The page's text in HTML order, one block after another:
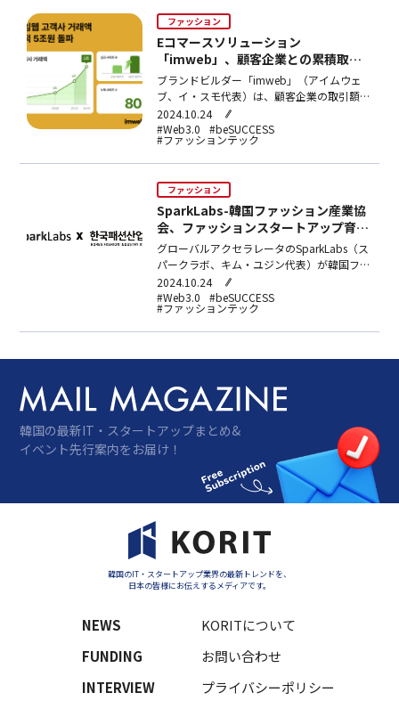
ファッション
Eコマースソリューション
「imweb」、顧客企業との累積取引
額5兆ウォン達成
ブランドビルダー「imweb」（アイムウェ
ブ、イ・スモ代表）は、顧客企業の取引額が
9ヶ月で1兆ウォン（約1,102億5,700万円）
を達成し、累積5兆ウォン（約5,513億2,800
万円）を記録したと、22日、明らかにし
た。imwebを通じて自社モールを開設・運
2024.10.24
#Web3.0
#beSUCCESS
#ファッションテック
ファッション
SparkLabs-韓国ファッション産業協
会、ファッションスタートアップ育成
に協力
グローバルアクセラレータのSparkLabs（ス
パークラボ、キム・ユジン代表）が韓国ファ
ッション産業協会（ソン・レウン会長）と韓
国の有望ファッションブランドの発掘及び育
成のために業務協約を締結したと22日、明
らかにした。今回の協約を通じて、
進している…
2024.10.24
#Web3.0
#beSUCCESS
#ファッションテック
韓国の最新IT・スタートアップまとめ&
イベント先行案内をお届け！
韓国のIT・スタートアップ業界の最新トレンドを、
日本の皆様にお伝えするメディアです。
NEWS
FUNDING
INTERVIEW
KORITについて
お問い合わせ
プライバシーポリシー